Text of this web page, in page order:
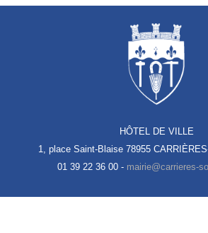
HÔTEL DE VILLE
1, place Saint-Blaise 78955
01 39 22 36 00 -